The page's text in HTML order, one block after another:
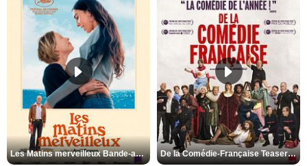
Les Matins merveilleux Bande-annonce VF De la Comédie-Française Teaser VF